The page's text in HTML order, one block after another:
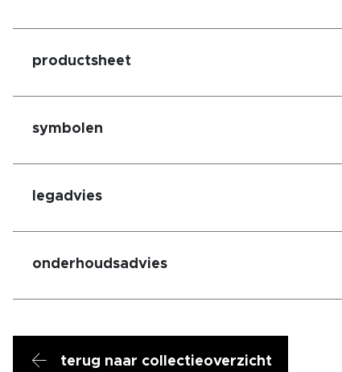
productsheet
symbolen
legadvies
onderhoudsadvies
terug naar collectieoverzicht